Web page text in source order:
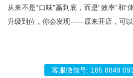
从来不是“口味”赢到底，而是“效率”和
升级到位，你会发现——原来开店，可以
客服微信号: 185 8849